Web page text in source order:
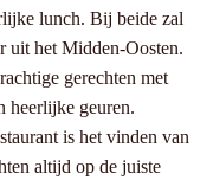
lunch. Bij beide zal
uit het Midden-Oosten.
gerechten met
heerlijke geuren.
is het vinden van
altijd op de juiste